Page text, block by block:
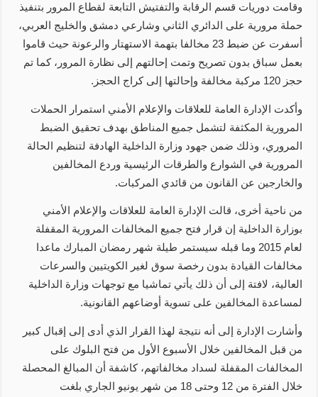
وقامت دوريات قسم الرقابة والتفتيش التابعة لقطاع المرور بتنفيذ
حملة مرورية على الدائري الثاني وشارعي دمشق والخليج العربي،
أسفرت عن ضبط 23 مخالفا بتهمة الاستهتار والرعونة حيث قاموا
بعمل سباق بدون تصريح وتمت إحالتهم إلى نظارة المرور، كما تم
حجز 120 مركبة مخالفة وإحالتها إلى كراج الحجز.
وأكدت الإدارة العامة للعلاقات والإعلام الأمني استمرار الحملات
المرورية المكثفة لتشمل جميع المناطق بهدف تحقيق الضبط
المروري، وذلك ضمن جهود وزارة الداخلية الهادفة لتنظيم الحالة
المرورية في الشوارع والطرقات الرئيسية وردع المخالفين
والخارجين عن القانون من قائدي المركبات.
من ناحية أخرى، قالت الإدارة العامة للعلاقات والإعلام الأمني
بوزارة الداخلية إن قرار فتح جميع المخالفات المرورية المقفلة
لعام 2015 وما قبله سيستمر طيلة شهر رمضان المبارك ماعدا
مخالفات القيادة بدون رخصة سوق لغير الكويتيين والسرعات
العالية، لافتة إلى أن ذلك يأتي تماشيا مع توجهات وزارة الداخلية
لمساعدة المخالفين على تسوية أوضاعهم القانونية.
وأشارت الإدارة إلى أنه نتيجة لهذا القرار الذي أدى إلى إقبال كبير
من قبل المخالفين خلال الأسبوع الأول من فتح البلوك على
المخالفات المقفلة لسداد مخالفاتهم، كاشفة أن المبالغ المحصلة
خلال الفترة من 12 وحتى 18 من شهر يونيو الجاري بلغت